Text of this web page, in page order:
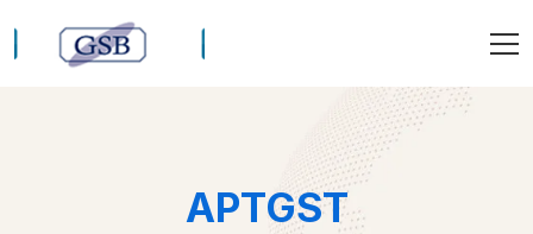
APTGST